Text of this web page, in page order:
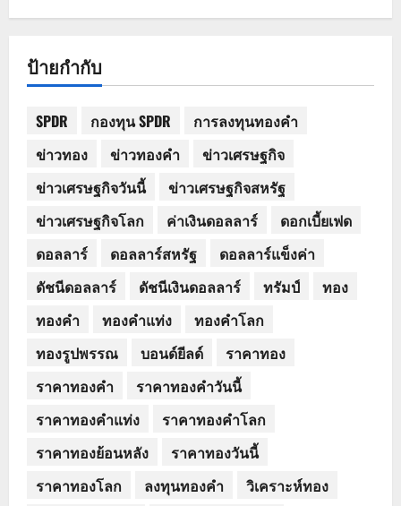
ป้ายกำกับ
SPDR กองทุน SPDR
การลงทุนทองคำ
ข่าวทอง
ข่าวทองคำ
ข่าวเศรษฐกิจ
ข่าวเศรษฐกิจวันนี้
ข่าวเศรษฐกิจสหรัฐ
ข่าวเศรษฐกิจโลก
ค่าเงินดอลลาร์
ดอกเบี้ยเฟด
ดอลลาร์
ดอลลาร์สหรัฐ
ดอลลาร์แข็งค่า
ดัชนีดอลลาร์
ดัชนีเงินดอลลาร์ ทรัมป์
ทอง
ทองคำ
ทองคำแท่ง
ทองคำโลก
ทองรูปพรรณ
บอนด์ยีลด์
ราคาทอง
ราคาทองคำ
ราคาทองคำวันนี้
ราคาทองคำแท่ง
ราคาทองคำโลก
ราคาทองย้อนหลัง
ราคาทองวันนี้
ราคาทองโลก
ลงทุนทองคำ
วิเคราะห์ทอง